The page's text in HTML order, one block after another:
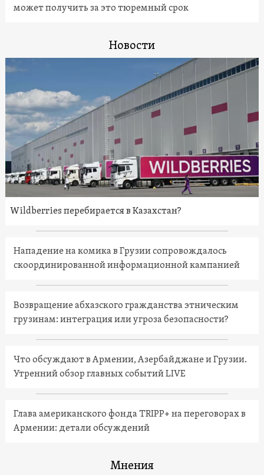
может получить за это тюремный срок
Новости
Wildberries перебирается в Казахстан?
Нападение на комика в Грузии сопровождалось
скоординированной информационной кампанией
Возвращение абхазского гражданства этническим
грузинам: интеграция или угроза безопасности?
Что обсуждают в Армении, Азербайджане и Грузии.
Утренний обзор главных событий LIVE
Глава американского фонда TRIPP+ на переговорах в
Армении: детали обсуждений
Мнения